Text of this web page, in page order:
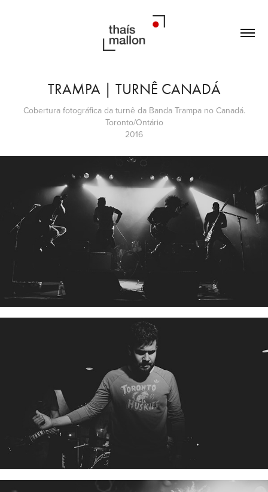
TRAMPA | TURNÊ CANADÁ
Cobertura fotográfica da turnê da Banda Trampa no Canadá.
Toronto/Ontário
2016